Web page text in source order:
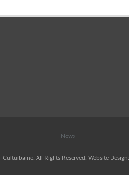
News
All Rights Reserved. Website Design: